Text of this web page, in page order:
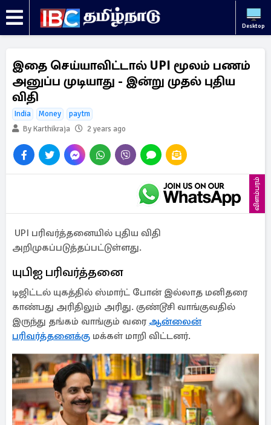
Desktop
இதை செய்யாவிட்டால் UPI மூலம் பணம்
அனுப்ப முடியாது - இன்று முதல் புதிய
விதி
India Money
paytm
By Karthikraja
2 years ago
விளம்பரம்
UPI பரிவர்த்தனையில் புதிய விதி
அறிமுகப்படுத்தப்பட்டுள்ளது.
யுபிஐ பரிவர்த்தனை
டிஜிட்டல் யுகத்தில் ஸ்மார்ட் போன் இல்லாத மனிதரை
காண்பது அரிதிலும் அரிது. குண்டூசி வாங்குவதில்
இருந்து தங்கம் வாங்கும் வரை ஆன்லைன்
பரிவர்த்தனைக்கு மக்கள் மாறி விட்டனர்.